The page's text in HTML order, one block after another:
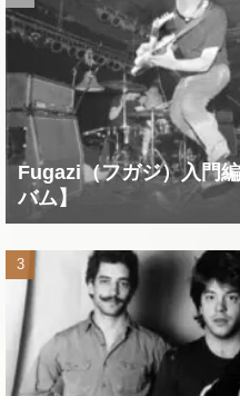
Fugazi（フガジ）入門
バム】